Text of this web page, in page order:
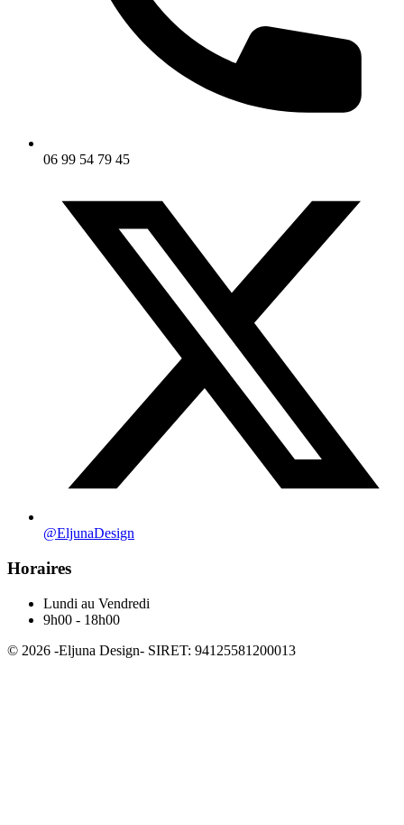
06 99 54 79 45
@EljunaDesign
Horaires
Lundi au Vendredi
9h00 - 18h00
© 2026 -Eljuna Design- SIRET: 94125581200013